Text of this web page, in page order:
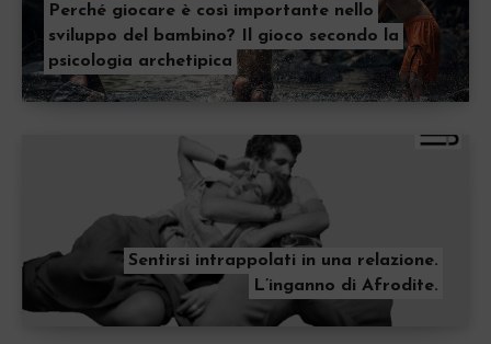
Perché giocare è così importante nello
sviluppo del bambino? Il gioco secondo la
psicologia archetipica
Sentirsi intrappolati in una relazione.
L’inganno di Afrodite.